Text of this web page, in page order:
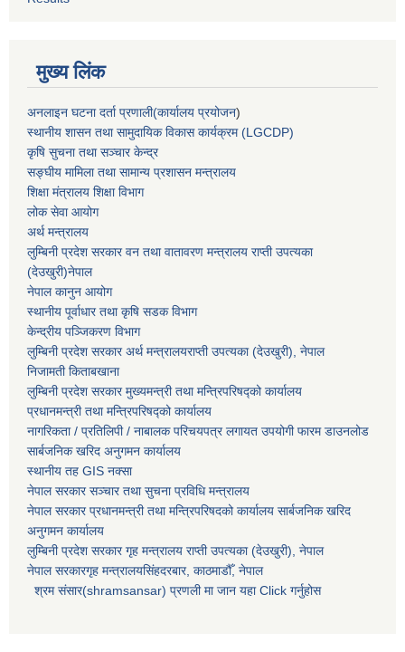
मुख्य लिंक
अनलाइन घटना दर्ता प्रणाली(कार्यालय प्रयोजन)
स्थानीय शासन तथा सामुदायिक विकास कार्यक्रम (LGCDP)
कृषि सुचना तथा सञ्चार केन्द्र
सङ्घीय मामिला तथा सामान्य प्रशासन मन्त्रालय
शिक्षा मंत्रालय शिक्षा विभाग
लोक सेवा आयोग
अर्थ मन्त्रालय
लुम्बिनी प्रदेश सरकार वन तथा वातावरण मन्त्रालय राप्ती उपत्यका
(देउखुरी)नेपाल
नेपाल कानुन आयोग
स्थानीय पूर्वाधार तथा कृषि सडक विभाग
केन्द्रीय पञ्जिकरण विभाग
लुम्बिनी प्रदेश सरकार अर्थ मन्त्रालयराप्ती उपत्यका (देउखुरी), नेपाल
निजामती किताबखाना
लुम्बिनी प्रदेश सरकार मुख्यमन्त्री तथा मन्त्रिपरिषद्को कार्यालय
प्रधानमन्त्री तथा मन्त्रिपरिषद्को कार्यालय
नागरिकता / प्रतिलिपी / नाबालक परिचयपत्र लगायत उपयोगी फारम डाउनलोड
सार्बजनिक खरिद अनुगमन कार्यालय
स्थानीय तह GIS नक्सा
नेपाल सरकारसञ्चार तथा सुचना प्रविधि मन्त्रालय
नेपाल सरकार प्रधानमन्त्री तथा मन्त्रिपरिषदको कार्यालय सार्बजनिक खरिद
अनुगमन कार्यालय
लुम्बिनी प्रदेश सरकार गृह मन्त्रालय राप्ती उपत्यका (देउखुरी), नेपाल
नेपाल सरकारगृह मन्त्रालयसिंहदरबार, काठमाडौँ, नेपाल
श्रम संसार(shramsansar) प्रणली मा जान यहा Click गर्नुहोस